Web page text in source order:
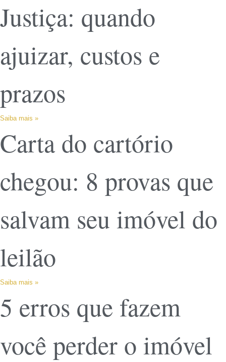
Justiça: quando
ajuizar, custos e
prazos
Saiba mais »
Carta do cartório
chegou: 8 provas que
salvam seu imóvel do
leilão
Saiba mais »
5 erros que fazem
você perder o imóvel